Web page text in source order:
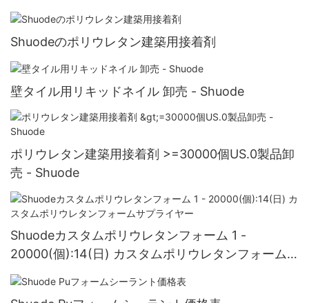
Shuodeのポリウレタン建築用接着剤
壁タイル用リキッドネイル 卸売 - Shuode
ポリウレタン建築用接着剤 >=30000個US.0製品卸
売 - Shuode
Shuodeカスタムポリウレタンフォーム 1 -
20000(個):14(日) カスタムポリウレタンフォーム
サプライヤー